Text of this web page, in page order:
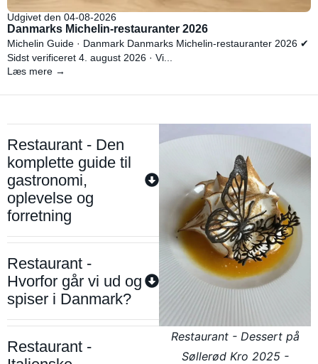
Udgivet den 04-08-2026
Danmarks Michelin-restauranter 2026
Michelin Guide · Danmark Danmarks Michelin-restauranter 2026 ✔
Sidst verificeret 4. august 2026 · Vi...
Læs mere →
Restaurant - Den
komplette guide til
gastronomi,
oplevelse og
forretning
Restaurant -
Hvorfor går vi ud og
spiser i Danmark?
Restaurant -
Restaurant - Dessert på
Søllerød Kro 2025 -